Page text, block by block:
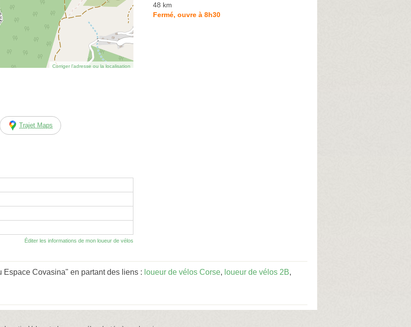
Corriger l’adresse ou la localisation
Trajet Maps
Éditer les informations de mon loueur de vélos
48 km
Fermé, ouvre à 8h30
Espace Covasina" en partant des liens : loueur de vélos Corse, loueur de vélos 2B,